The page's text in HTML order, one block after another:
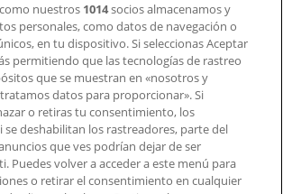
y de marketing
en el mapa
folleto
un problema en la web o en la
nuestros 1014socios almacenamos y
personales, como datos de navegación o
en tu dispositivo. Si seleccionas Aceptar
permitiendo que las tecnologías de rastreo
que se muestran en «nosotros y
datos para proporcionar». Si
o retiras tu consentimiento, los
se deshabilitan los rastreadores, parte del
que ves podrían dejar de ser
Puedes volver a acceder a este menú para
o retirar el consentimiento en cualquier